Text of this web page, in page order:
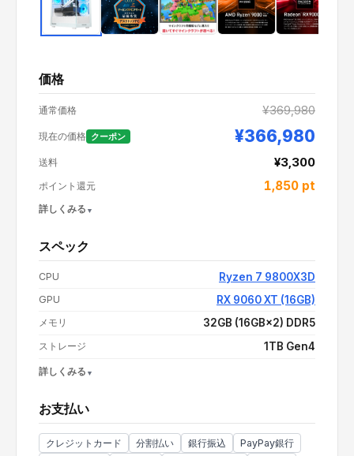
価格
通常価格 ¥369,980
現在の価格 クーポン ¥366,980
送料 ¥3,300
ポイント還元 1,850 pt
詳しくみる
買い替え応援 3,000円OFF COUPON
支払い額（値引き・送料込み） ¥370,280
スペック
CPU Ryzen 7 9800X3D
GPU RX 9060 XT (16GB)
メモリ 32GB (16GB×2) DDR5
ストレージ 1TB Gen4
詳しくみる
電源
CPUクーラー 水冷
お支払い
クレジットカード 分割払い 銀行振込
PayPay銀行